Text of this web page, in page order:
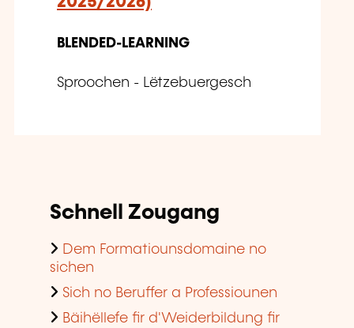
BLENDED-LEARNING
Sproochen - Lëtzebuergesch
Schnell Zougang
Dem Formatiounsdomaine no
sichen
Sich no Beruffer a Professiounen
Bäihëllefe fir d'Weiderbildung fir